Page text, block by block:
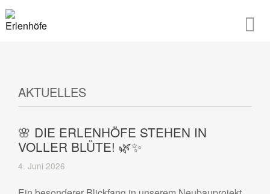
AKTUELLES
🌸 DIE ERLENHÖFE STEHEN IN
VOLLER BLÜTE! 🌿✨
4. Juni 2026